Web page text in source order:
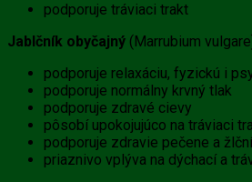
podporuje tráviaci trakt
Jablčník obyčajný (Marrubium
podporuje relaxáciu, fyzickú i
podporuje normálny krvný tlak
podporuje zdravé cievy
pôsobí upokojujúco na tráviaci
podporuje zdravie pečene a
priaznivo vplýva na dýchací a